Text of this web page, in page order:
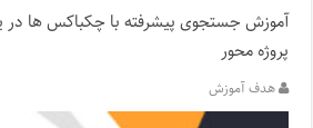
آموزش جستجوی پیشرفته با چکباکس ها در
پروژه محور
هدف آموزش